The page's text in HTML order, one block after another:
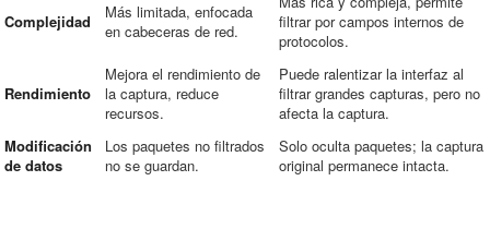
Complejidad
Más limitada, enfocada
en cabeceras de red.
filtrar por campos internos de
protocolos.
Rendimiento
Mejora el rendimiento de
la captura, reduce
recursos.
Puede ralentizar la interfaz al
filtrar grandes capturas, pero no
afecta la captura.
Modificación
de datos
Los paquetes no filtrados
no se guardan.
Solo oculta paquetes; la captura
original permanece intacta.